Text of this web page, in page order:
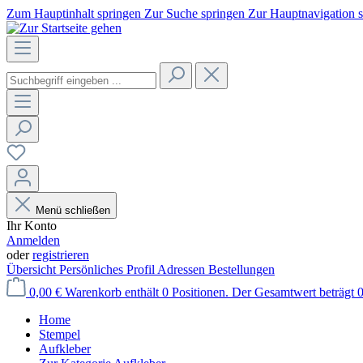
Zum Hauptinhalt springen Zur Suche springen Zur Hauptnavigation
Menü schließen
Ihr Konto
Anmelden
oderregistrieren
Übersicht Persönliches Profil Adressen Bestellungen
0,00 € Warenkorb enthält 0 Positionen. Der Gesamtwert beträgt
Home
Stempel
Aufkleber